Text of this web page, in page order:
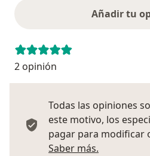
Añadir tu
2 opinión
Todas las opiniones
este motivo, los
pagar para modificar
Saber más.